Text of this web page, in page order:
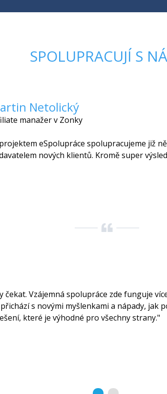
SPOLUPRACUJÍ S
Netolický
manažer v Zonky
eSpolupráce spolupracujeme již
nových klientů. Kromě super
Vzájemná spolupráce zde funguje
s novými myšlenkami a nápady, jak
které je výhodné pro všechny strany."